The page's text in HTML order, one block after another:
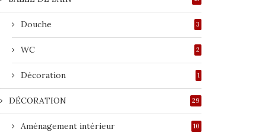
Douche 3
WC 2
Décoration 1
DÉCORATION 29
Aménagement intérieur 10